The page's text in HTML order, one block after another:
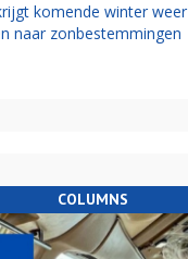
komende winter weer
naar zonbestemmingen
COLUMNS